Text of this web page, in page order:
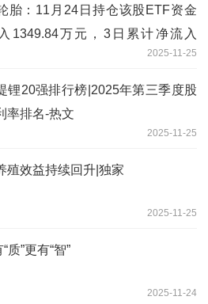
胎：11月24日持仓该股ETF资金
1349.84万元，3日累计净流入
2025-11-25
锂20强排行榜|2025年第三季度股
率排名-热文
2025-11-25
殖效益持续回升|独家
2025-11-25
”更有“智”
2025-11-24